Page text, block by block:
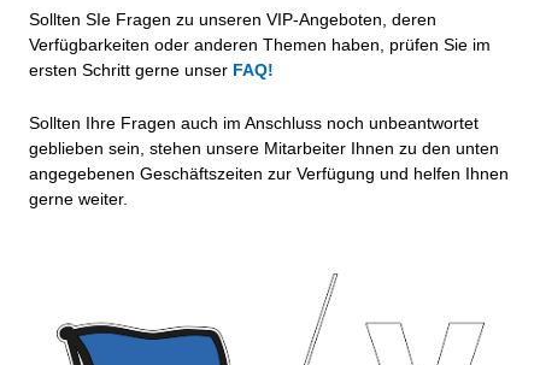
Sollten SIe Fragen zu unseren VIP-Angeboten, deren
Verfügbarkeiten oder anderen Themen haben, prüfen Sie im
ersten Schritt gerne unser FAQ!
Sollten Ihre Fragen auch im Anschluss noch unbeantwortet
geblieben sein, stehen unsere Mitarbeiter Ihnen zu den unten
angegebenen Geschäftszeiten zur Verfügung und helfen Ihnen
gerne weiter.